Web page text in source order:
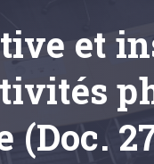
et